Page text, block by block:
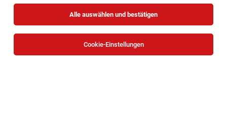
Alle auswählen und bestätigen
Cookie-Einstellungen